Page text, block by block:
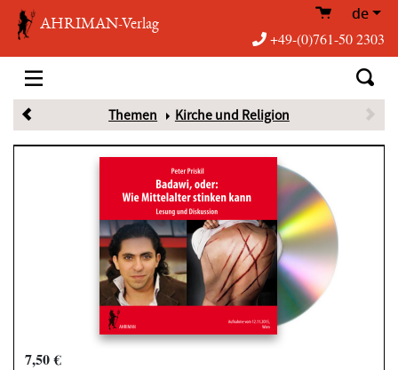
AHRIMAN-Verlag de
+49-(0)761-50 2303
Themen Kirche und Religion
7,50 €